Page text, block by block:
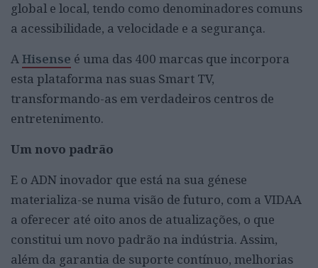
global e local, tendo como denominadores comuns
a acessibilidade, a velocidade e a segurança.
AHisense é uma das 400 marcas que incorpora
esta plataforma nas suas Smart TV,
transformando-as em verdadeiros centros de
entretenimento.
Um novo padrão
E o ADN inovador que está na sua génese
materializa-se numa visão de futuro, com a VIDAA
a oferecer até oito anos de atualizações, o que
constitui um novo padrão na indústria. Assim,
além da garantia de suporte contínuo, melhorias